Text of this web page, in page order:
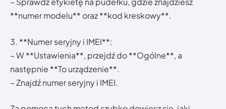
**numer modelu** oraz **kod kreskowy**.
3. **Numer seryjny i IMEI**:
– W **Ustawienia**, przejdź do **Ogólne**, a
następnie **To urządzenie**.
– Znajdź numer seryjny i IMEI.